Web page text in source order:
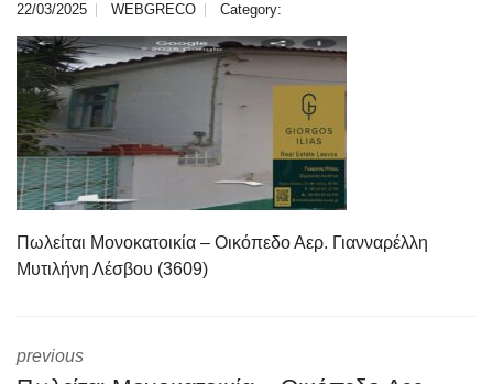
22/03/2025 WEBGRECO Category:
Πωλείται Μονοκατοικία – Οικόπεδο Αερ. Γιανναρέλλη
Μυτιλήνη Λέσβου (3609)
previous